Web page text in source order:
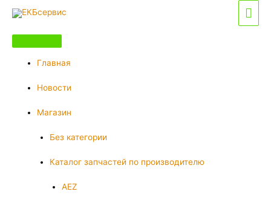
Перейти
содержимому
Главная
Новости
Магазин
Без категории
Каталог запчастей по производителю
AEZ